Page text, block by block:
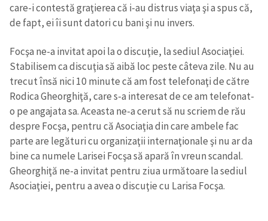
care-i contestă graţierea că i-au distrus viaţa şi a spus că,
de fapt, ei îi sunt datori cu bani şi nu invers.
Focşa ne-a invitat apoi la o discuţie, la sediul Asociaţiei.
Stabilisem ca discuţia să aibă loc peste câteva zile. Nu au
trecut însă nici 10 minute că am fost telefonaţi de către
Rodica Gheorghiţă, care s-a interesat de ce am telefonat-
o pe angajata sa. Aceasta ne-a cerut să nu scriem de rău
despre Focşa, pentru că Asociaţia din care ambele fac
parte are legături cu organizaţii internaţionale şi nu ar da
bine ca numele Larisei Focşa să apară în vreun scandal.
Gheorghiţă ne-a invitat pentru ziua următoare la sediul
Asociaţiei, pentru a avea o discuţie cu Larisa Focşa.